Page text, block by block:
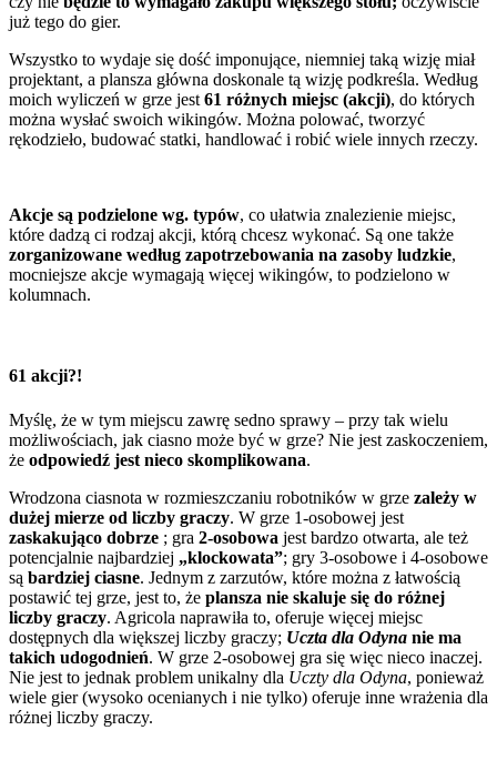
już tego do gier.
Wszystko to wydaje się dość imponujące, niemniej taką wizję miał
projektant, a plansza główna doskonale tą wizję podkreśla. Według
moich wyliczeń w grze jest 61 różnych miejsc (akcji), do których
można wysłać swoich wikingów. Można polować, tworzyć
rękodzieło, budować statki, handlować i robić wiele innych rzeczy.
Akcje są podzielone wg. typów, co ułatwia znalezienie miejsc,
które dadzą ci rodzaj akcji, którą chcesz wykonać. Są one także
zorganizowane według zapotrzebowania na zasoby ludzkie,
mocniejsze akcje wymagają więcej wikingów, to podzielono w
kolumnach.
61 akcji?!
Myślę, że w tym miejscu zawrę sedno sprawy – przy tak wielu
możliwościach, jak ciasno może być w grze? Nie jest zaskoczeniem,
że odpowiedź jest nieco skomplikowana.
Wrodzona ciasnota w rozmieszczaniu robotników w grze zależy w
dużej mierze od liczby graczy. W grze 1-osobowej jest
zaskakująco dobrze ; gra 2-osobowa jest bardzo otwarta, ale też
potencjalnie najbardziej „klockowata”; gry 3-osobowe i 4-osobowe
są bardziej ciasne. Jednym z zarzutów, które można z łatwością
postawić tej grze, jest to, że plansza nie skaluje się do różnej
liczby graczy. Agricola naprawiła to, oferuje więcej miejsc
dostępnych dla większej liczby graczy; Uczta dla Odyna nie ma
takich udogodnień. W grze 2-osobowej gra się więc nieco inaczej.
Nie jest to jednak problem unikalny dla Uczty dla Odyna, ponieważ
wiele gier (wysoko ocenianych i nie tylko) oferuje inne wrażenia dla
różnej liczby graczy.